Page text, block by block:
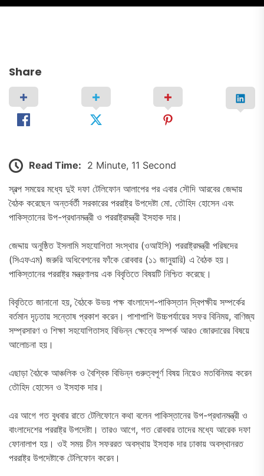
Share
Read Time: 2 Minute, 11 Second
স্বল্প সময়ের মধ্যে দুই দফা টেলিফোন আলাপের পর এবার সৌদি আরবের জেদ্দায়
বৈঠক করেছেন অন্তর্বর্তী সরকারের পররাষ্ট্র উপদেষ্টা মো. তৌহিদ হোসেন এবং
পাকিস্তানের উপ-প্রধানমন্ত্রী ও পররাষ্ট্রমন্ত্রী ইসহাক দার।
জেদ্দায় অনুষ্ঠিত ইসলামি সহযোগিতা সংস্থার (ওআইসি) পররাষ্ট্রমন্ত্রী পরিষদের
(সিএফএম) জরুরি অধিবেশনের ফাঁকে রোববার (১১ জানুয়ারি) এ বৈঠক হয়।
পাকিস্তানের পররাষ্ট্র মন্ত্রণালয় এক বিবৃতিতে বিষয়টি নিশ্চিত করেছে।
বিবৃতিতে জানানো হয়, বৈঠকে উভয় পক্ষ বাংলাদেশ-পাকিস্তান দ্বিপক্ষীয় সম্পর্কের
বর্তমান দৃঢ়তায় সন্তোষ প্রকাশ করেন। পাশাপাশি উচ্চপর্যায়ের সফর বিনিময়, বাণিজ্য
সম্প্রসারণ ও শিক্ষা সহযোগিতাসহ বিভিন্ন ক্ষেত্রে সম্পর্ক আরও জোরদারের বিষয়ে
আলোচনা হয়।
এছাড়া বৈঠকে আঞ্চলিক ও বৈশ্বিক বিভিন্ন গুরুত্বপূর্ণ বিষয় নিয়েও মতবিনিময় করেন
তৌহিদ হোসেন ও ইসহাক দার।
এর আগে গত বুধবার রাতে টেলিফোনে কথা বলেন পাকিস্তানের উপ-প্রধানমন্ত্রী ও
বাংলাদেশের পররাষ্ট্র উপদেষ্টা। তারও আগে, গত রোববার তাদের মধ্যে আরেক দফা
ফোনালাপ হয়। ওই সময় চীন সফররত অবস্থায় ইসহাক দার ঢাকায় অবস্থানরত
পররাষ্ট্র উপদেষ্টাকে টেলিফোন করেন।